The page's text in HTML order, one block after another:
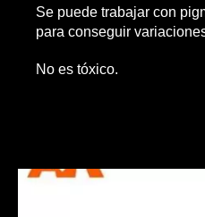
Se puede trabajar con
para conseguir
No es tóxico.